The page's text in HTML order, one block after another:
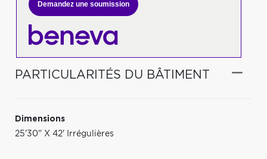
Demandez une soumission
PARTICULARITÉS DU BÂTIMENT
Dimensions
25'30" X 42' Irrégulières